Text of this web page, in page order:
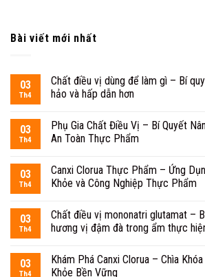
Bài viết mới nhất
03
Th4
Chất điều vị dùng để làm gì – Bí
hảo và hấp dẫn hơn
03
Th4
Phụ Gia Chất Điều Vị – Bí Quyết
An Toàn Thực Phẩm
03
Th4
Canxi Clorua Thực Phẩm – Ứng
Khỏe và Công Nghiệp Thực Phẩm
03
Th4
Chất điều vị mononatri glutamat –
hương vị đậm đà trong ẩm thực
03
Th4
Khám Phá Canxi Clorua – Chìa
Khỏe Bền Vững